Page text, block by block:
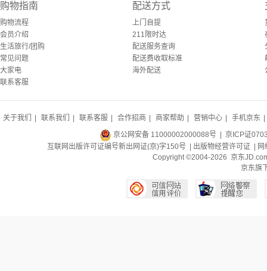
购物指南
购物流程
会员介绍
生活旅行/团购
常见问题
大家电
联系客服
配送方式
上门自提
211限时达
配送服务查询
配送费收取标准
海外配送
关于我们 联系我们 联系客服 合作招商 商家帮助 营销中心 手机京东
京公网安备 11000002000088号 | 京ICP证
互联网出版许可证编号新出网证(京)字150号 | 出版物经营许可证
Copyright ©2004-2026 京东
京东旗